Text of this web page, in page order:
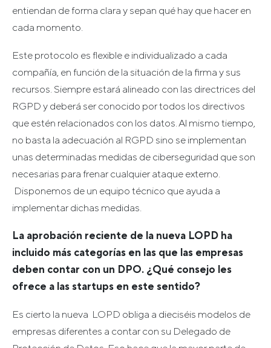
entiendan de forma clara y sepan qué hay que hacer en
cada momento.
Este protocolo es flexible e individualizado a cada
compañía, en función de la situación de la firma y sus
recursos. Siempre estará alineado con las directrices del
RGPD y deberá ser conocido por todos los directivos
que estén relacionados con los datos. Al mismo tiempo,
no basta la adecuación al RGPD sino se implementan
unas determinadas medidas de ciberseguridad que son
necesarias para frenar cualquier ataque externo.
Disponemos de un equipo técnico que ayuda a
implementar dichas medidas.
La aprobación reciente de la nueva LOPD ha
incluido más categorías en las que las empresas
deben contar con un DPO. ¿Qué consejo les
ofrece a las startups en este sentido?
Es cierto la nueva LOPD obliga a dieciséis modelos de
empresas diferentes a contar con su Delegado de